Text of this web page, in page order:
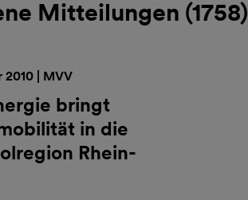
Mitteilungen (1758)
2010 | MVV
bringt
in die
Rhein-